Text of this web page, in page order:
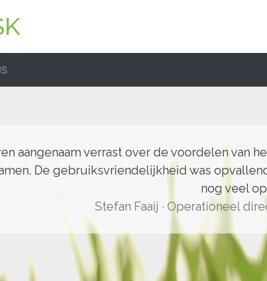
aangenaam verrast over de voordelen van
De gebruiksvriendelijkheid was
nog veel
Stefan Faaij · Operationeel